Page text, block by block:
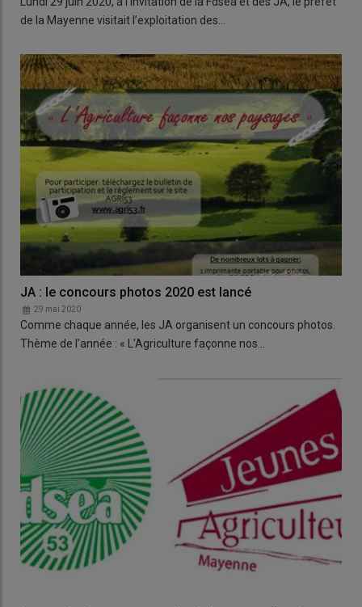
de la Mayenne visitait l’exploitation des…
JA : le concours photos 2020 est lancé
29 mai 2020
Comme chaque année, les JA organisent un concours photos.
Thème de l'année : « L'Agriculture façonne nos…